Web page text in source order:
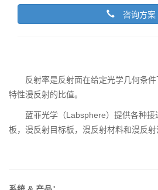
咨询方案
反射率是反射面在给定光学几何条
特性漫反射的比值。
蓝菲光学（Labsphere）提供各种接
板，漫反射目标板，漫反射材料和漫反射